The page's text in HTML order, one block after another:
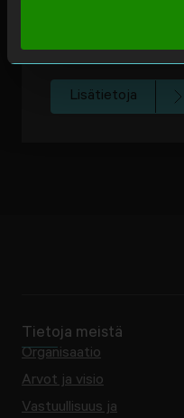
Lisätietoja
Tietoja meistä
Organisaatio
Arvot ja visio
Vastuullisuus ja